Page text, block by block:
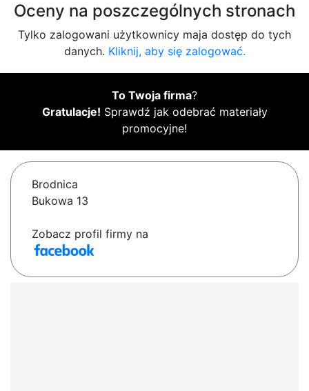
Oceny na poszczególnych stronach
Tylko zalogowani użytkownicy maja dostęp do tych
danych. Kliknij, aby się zalogować.
To Twoja firma?
Gratulacje! Sprawdź jak odebrać materiały
promocyjne!
Brodnica
Bukowa 13
Zobacz profil firmy na